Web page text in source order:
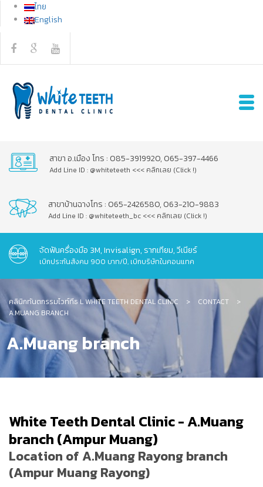
ไทย
English
สาขา อ.เมือง โทร : 085-3919920, 065-397-4466
Add Line ID : @whiteteeth <<< คลิกเลย (Click !)
สาขาบ้านฉางโทร : 065-2426580, 063-210-9883
Add Line ID : @whiteteeth_bc <<< คลิกเลย (Click !)
จัดฟันครื่องมือ 3M, Invisalign, รากเทียม, วีเนียร์
เบิกประกันสังคม 900 บาท/ปี, เบิกบริษัทในคอนแทค
คลินิกทันตกรรมไวท์ทีธ L WHITE TEETH DENTAL CLINIC > CONTACT
>
A.MUANG BRANCH
A.Muang branch
White Teeth Dental Clinic - A.Muang
branch (Ampur Muang)
Location of A.Muang Rayong branch
(Ampur Muang Rayong)